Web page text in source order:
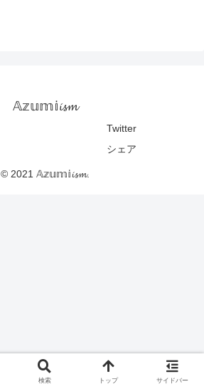
𝔸𝕫𝕦𝕞𝕚𝓲𝓼𝓶
Twitter
シェア
© 2021 𝔸𝕫𝕦𝕞𝕚𝓲𝓼𝓶.
検索 トップ サイドバー